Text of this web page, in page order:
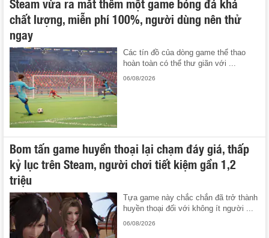
chất lượng, miễn phí 100%, người dùng nên thử
ngay
Các tín đồ của dòng game thể thao
hoàn toàn có thể thư giãn với ...
06/08/2026
Bom tấn game huyền thoại lại chạm đáy giá, thấp
kỷ lục trên Steam, người chơi tiết kiệm gần 1,2
triệu
Tựa game này chắc chắn đã trở thành
huyền thoại đối với không ít người ...
06/08/2026